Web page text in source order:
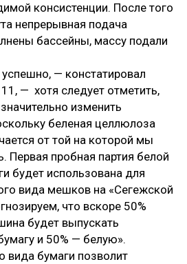
консистенции. После того
непрерывная подача
бассейны, массу подали
— констатировал
— хотя следует отметить,
изменить
беленая целлюлоза
от той на которой мы
Первая пробная партия белой
будет использована для
вида мешков на «Сегежской
что вскоре 50%
будет выпускать
и 50% — белую».
вида бумаги позволит